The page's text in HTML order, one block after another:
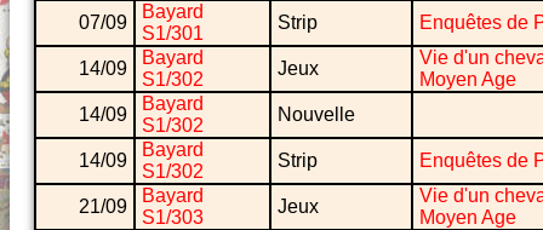
07/09
Bayard
S1/301
Strip Enquêtes de
14/09
Bayard
S1/302
Jeux
Vie d'un
Moyen Age
14/09
Bayard
S1/302
Nouvelle
14/09
Bayard
S1/302
Strip Enquêtes de
21/09
Bayard
S1/303
Jeux
Vie d'un
Moyen Age